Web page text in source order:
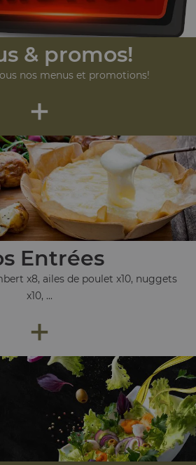
& promos!
nos menus et promotions!
+
Entrées
x8, ailes de poulet x10, nuggets
x10, ...
+